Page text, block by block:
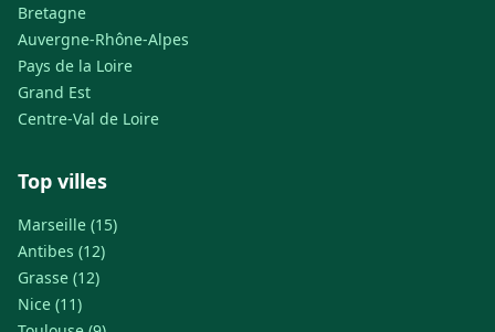
Bretagne
Auvergne-Rhône-Alpes
Pays de la Loire
Grand Est
Centre-Val de Loire
Top villes
Marseille (15)
Antibes (12)
Grasse (12)
Nice (11)